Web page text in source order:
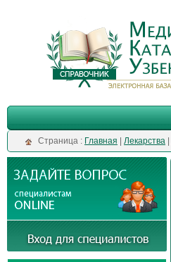
Cтраница : Главная Лекарства